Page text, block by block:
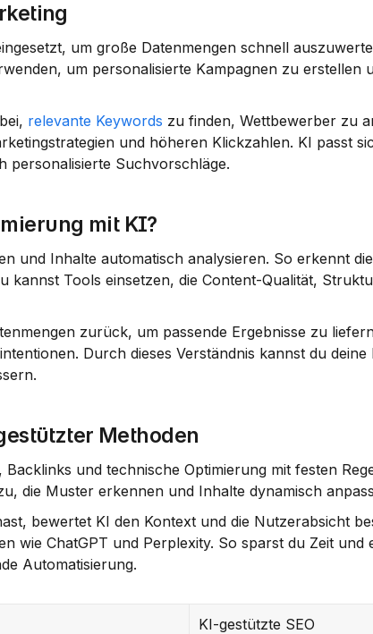
um große Datenmengen schnell
um personalisierte Kampagnen zu erstellen
relevante Keywords zu finden, Wettbewerber zu
und höheren Klickzahlen. KI passt
personalisierte Suchvorschläge.
mit KI?
und Inhalte automatisch analysieren. So erkennt
kannst Tools einsetzen, die Content-Qualität,
zurück, um passende Ergebnisse zu
Durch dieses Verständnis kannst du
Methoden
und technische Optimierung mit festen
die Muster erkennen und Inhalte dynamisch
bewertet KI den Kontext und die Nutzerabsicht
wie ChatGPT und Perplexity. So sparst du Zeit und
Automatisierung.
KI-gestützte SEO